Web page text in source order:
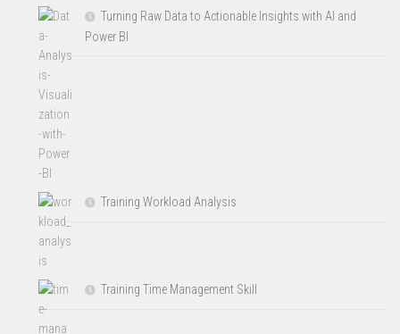
Turning Raw Data to Actionable Insights with AI and
Power BI
Training Workload Analysis
Training Time Management Skill